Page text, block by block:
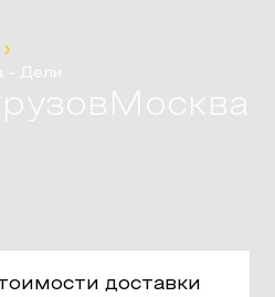
- Дели
Москва
доставки